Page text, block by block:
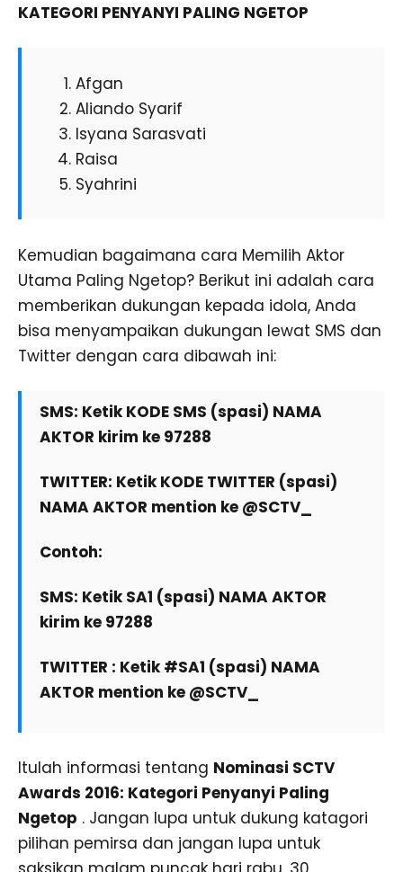
KATEGORI PENYANYI PALING NGETOP
Afgan
Aliando Syarif
Isyana Sarasvati
Raisa
Syahrini
Kemudian bagaimana cara Memilih Aktor
Utama Paling Ngetop? Berikut ini adalah cara
memberikan dukungan kepada idola, Anda
bisa menyampaikan dukungan lewat SMS dan
Twitter dengan cara dibawah ini:
SMS: Ketik KODE SMS (spasi) NAMA
AKTOR kirim ke 97288
TWITTER: Ketik KODE TWITTER (spasi)
NAMA AKTOR mention ke @SCTV_
Contoh:
SMS: Ketik SA1 (spasi) NAMA AKTOR
kirim ke 97288
TWITTER : Ketik #SA1 (spasi) NAMA
AKTOR mention ke @SCTV_
Itulah informasi tentang Nominasi SCTV
Awards 2016: Kategori Penyanyi Paling
Ngetop . Jangan lupa untuk dukung katagori
pilihan pemirsa dan jangan lupa untuk